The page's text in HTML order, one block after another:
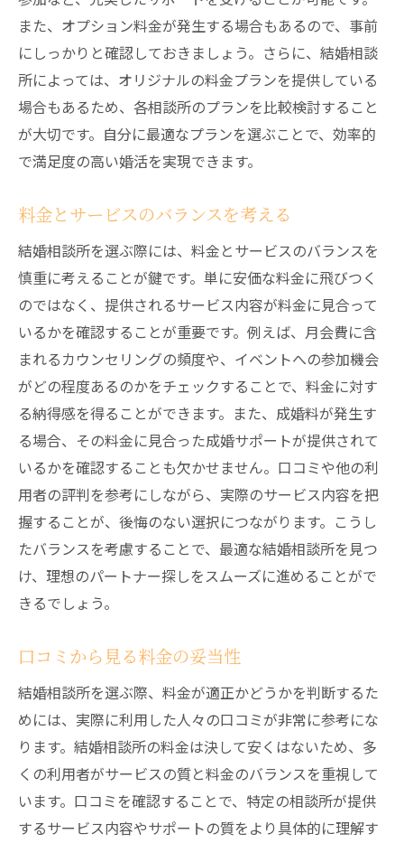
また、オプション料金が発生する場合もあるので、事前
にしっかりと確認しておきましょう。さらに、結婚相談
所によっては、オリジナルの料金プランを提供している
場合もあるため、各相談所のプランを比較検討すること
が大切です。自分に最適なプランを選ぶことで、効率的
で満足度の高い婚活を実現できます。
料金とサービスのバランスを考える
結婚相談所を選ぶ際には、料金とサービスのバランスを
慎重に考えることが鍵です。単に安価な料金に飛びつく
のではなく、提供されるサービス内容が料金に見合って
いるかを確認することが重要です。例えば、月会費に含
まれるカウンセリングの頻度や、イベントへの参加機会
がどの程度あるのかをチェックすることで、料金に対す
る納得感を得ることができます。また、成婚料が発生す
る場合、その料金に見合った成婚サポートが提供されて
いるかを確認することも欠かせません。口コミや他の利
用者の評判を参考にしながら、実際のサービス内容を把
握することが、後悔のない選択につながります。こうし
たバランスを考慮することで、最適な結婚相談所を見つ
け、理想のパートナー探しをスムーズに進めることがで
きるでしょう。
口コミから見る料金の妥当性
結婚相談所を選ぶ際、料金が適正かどうかを判断するた
めには、実際に利用した人々の口コミが非常に参考にな
ります。結婚相談所の料金は決して安くはないため、多
くの利用者がサービスの質と料金のバランスを重視して
います。口コミを確認することで、特定の相談所が提供
するサービス内容やサポートの質をより具体的に理解す